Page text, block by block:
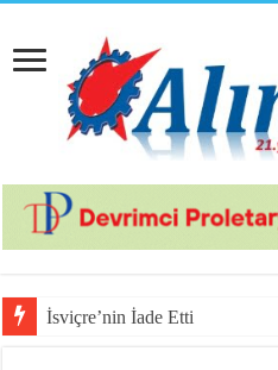
İsviçre’nin İade Ettiği Bahar Yal